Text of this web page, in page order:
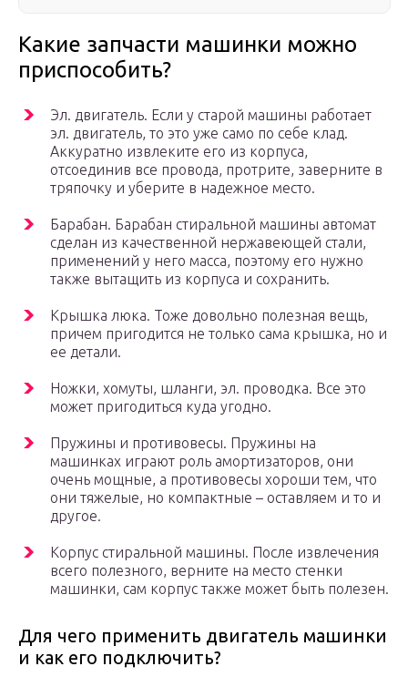
Какие запчасти машинки можно
приспособить?
Эл. двигатель. Если у старой машины работает
эл. двигатель, то это уже само по себе клад.
Аккуратно извлеките его из корпуса,
отсоединив все провода, протрите, заверните в
тряпочку и уберите в надежное место.
Барабан. Барабан стиральной машины автомат
сделан из качественной нержавеющей стали,
применений у него масса, поэтому его нужно
также вытащить из корпуса и сохранить.
Крышка люка. Тоже довольно полезная вещь,
причем пригодится не только сама крышка, но и
ее детали.
Ножки, хомуты, шланги, эл. проводка. Все это
может пригодиться куда угодно.
Пружины и противовесы. Пружины на
машинках играют роль амортизаторов, они
очень мощные, а противовесы хороши тем, что
они тяжелые, но компактные – оставляем и то и
другое.
Корпус стиральной машины. После извлечения
всего полезного, верните на место стенки
машинки, сам корпус также может быть полезен.
Для чего применить двигатель машинки
и как его подключить?